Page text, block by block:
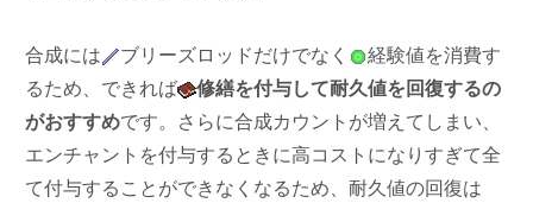
合成には ブリーズロッドだけでなく
経験値を消費す
るため、できれば
修繕を付与して耐久値を回復するの
がおすすめです。さらに合成カウントが増えてしまい、
エンチャントを付与するときに高コストになりすぎて全
て付与することができなくなるため、耐久値の回復は